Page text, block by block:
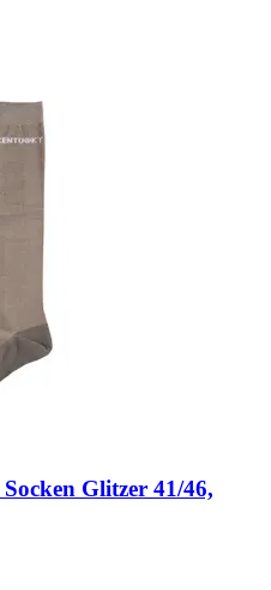
Socken Glitzer 41/46,